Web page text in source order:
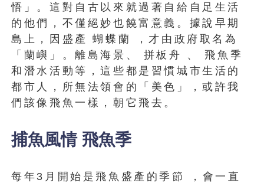
悟」。這對自古以來就過著自給自足生活
的他們，不僅絕妙也饒富意義。據說早期
島上，因盛產 蝴蝶蘭 ，才由政府取名為
「蘭嶼」。離島海景、 拼板舟 、 飛魚季
和潛水活動等，這些都是習慣城市生活的
都市人，所無法領會的「美色」，或許我
們該像飛魚一樣，朝它飛去。
捕魚風情 飛魚季
每年3月開始是飛魚盛產的季節 ，會一直